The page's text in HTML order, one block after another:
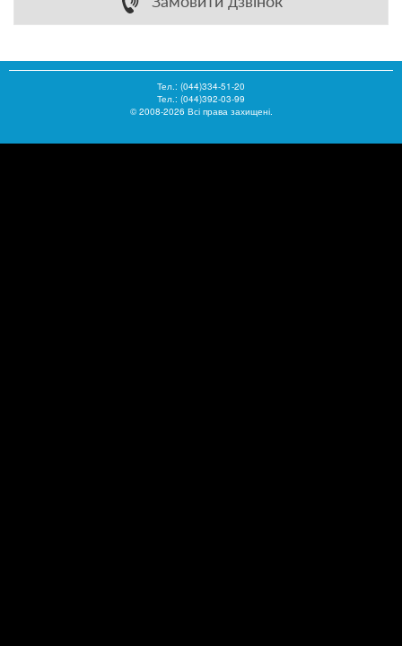
Тел.: (044)334-51-20
Тел.: (044)392-03-99
© 2008-2026 Всі права захищені.